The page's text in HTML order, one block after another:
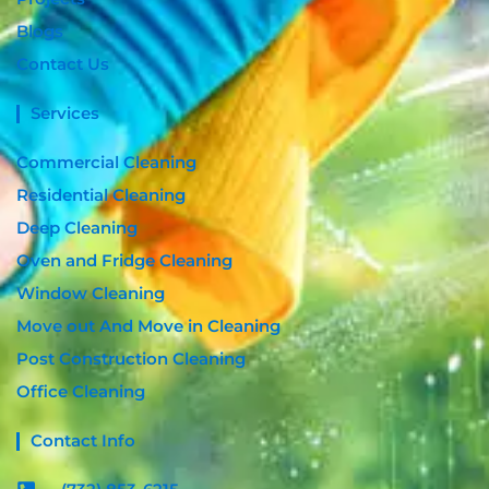
Blogs
Contact Us
Services
Commercial Cleaning
Residential Cleaning
Deep Cleaning
Oven and Fridge Cleaning
Window Cleaning
Move out And Move in Cleaning
Post Construction Cleaning
Office Cleaning
Contact Info